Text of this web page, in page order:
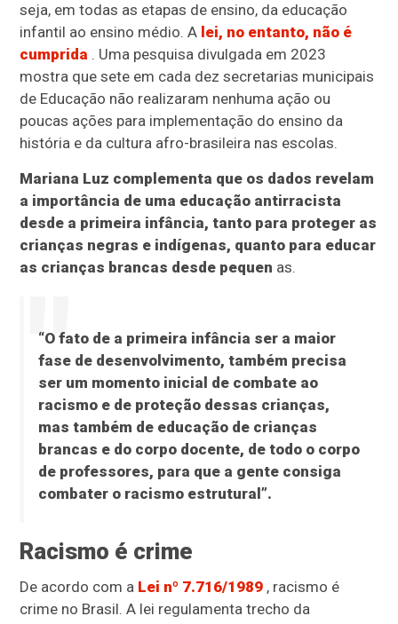
seja, em todas as etapas de ensino, da educação
infantil ao ensino médio. A lei, no entanto, não é
cumprida . Uma pesquisa divulgada em 2023
mostra que sete em cada dez secretarias municipais
de Educação não realizaram nenhuma ação ou
poucas ações para implementação do ensino da
história e da cultura afro-brasileira nas escolas.
Mariana Luz complementa que os dados revelam
a importância de uma educação antirracista
desde a primeira infância, tanto para proteger as
crianças negras e indígenas, quanto para educar
as crianças brancas desde pequen as.
“O fato de a primeira infância ser a maior
fase de desenvolvimento, também precisa
ser um momento inicial de combate ao
racismo e de proteção dessas crianças,
mas também de educação de crianças
brancas e do corpo docente, de todo o corpo
de professores, para que a gente consiga
combater o racismo estrutural”.
Racismo é crime
De acordo com a Lei nº 7.716/1989 , racismo é
crime no Brasil. A lei regulamenta trecho da